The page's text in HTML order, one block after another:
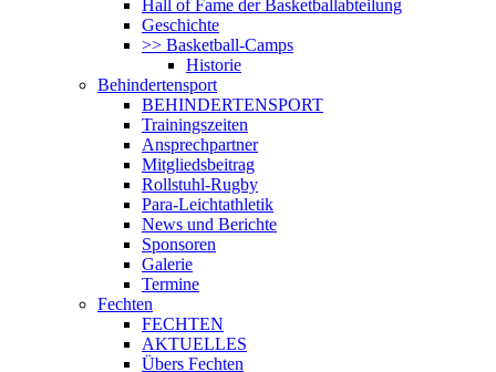
Hall of Fame der Basketballabteilung
Geschichte
>> Basketball-Camps
Historie
Behindertensport
BEHINDERTENSPORT
Trainingszeiten
Ansprechpartner
Mitgliedsbeitrag
Rollstuhl-Rugby
Para-Leichtathletik
News und Berichte
Sponsoren
Galerie
Termine
Fechten
FECHTEN
AKTUELLES
Übers Fechten